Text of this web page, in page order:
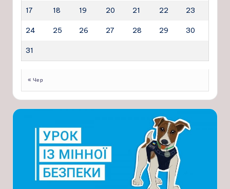
17 18 19 20 21 22 23
24 25 26 27 28 29 30
31
« Чер